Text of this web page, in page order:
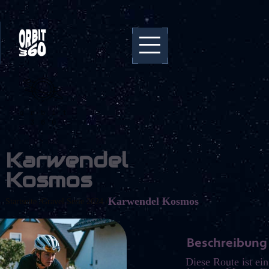
Karwendel
Kosmos
Startseite / Gravel Serie 2024 / Karwendel Kosmos
Beschreibung
Diese Route ist ein